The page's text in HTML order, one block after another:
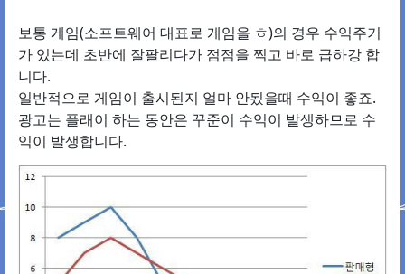
보통 게임(소프트웨어 대표로 게임을 ㅎ)의 경우 수익주기
가 있는데 초반에 잘팔리다가 점점을 찍고 바로 급하강 합
니다.
일반적으로 게임이 출시된지 얼마 안됬을때 수익이 좋죠.
광고는 플래이 하는 동안은 꾸준이 수익이 발생하므로 수
익이 발생합니다.